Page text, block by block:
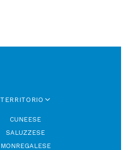
TERRITORIO
CUNEESE
SALUZZESE
MONREGALESE